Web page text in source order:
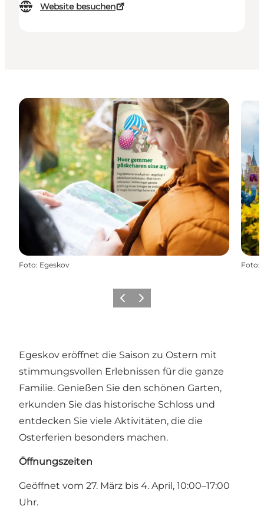
Website besuchen
Foto: Egeskov Foto:
Vorherige Folie
Nächste Folie
Egeskov eröffnet die Saison zu Ostern mit
stimmungsvollen Erlebnissen für die ganze
Familie. Genießen Sie den schönen Garten,
erkunden Sie das historische Schloss und
entdecken Sie viele Aktivitäten, die die
Osterferien besonders machen.
Öffnungszeiten
Geöffnet vom 27. März bis 4. April, 10:00–17:00
Uhr.